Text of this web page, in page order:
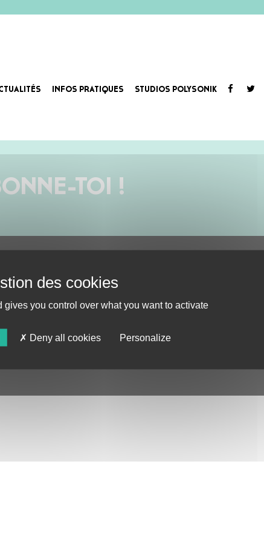
INFOS PRATIQUES STUDIOS POLYSONIK
TOI !
AGENDA
ASTRO TV
POLYSONIK REPET &
gives you control over what you want to activate
Deny all cookies Personalize